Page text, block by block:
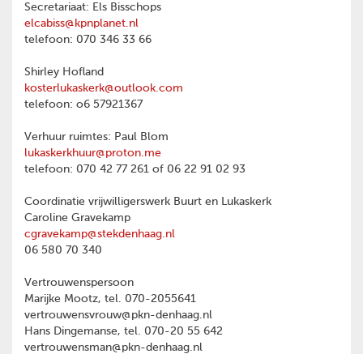
Secretariaat: Els Bisschops
elcabiss@kpnplanet.nl
telefoon: 070 346 33 66
Shirley Hofland
kosterlukaskerk@outlook.com
telefoon: o6 57921367
Verhuur ruimtes: Paul Blom
lukaskerkhuur@proton.me
telefoon: 070 42 77 261 of 06 22 91 02 93
Coordinatie vrijwilligerswerk Buurt en Lukaskerk
Caroline Gravekamp
cgravekamp@stekdenhaag.nl
06 580 70 340
Vertrouwenspersoon
Marijke Mootz, tel. 070-2055641
vertrouwensvrouw@pkn-denhaag.nl
Hans Dingemanse, tel. 070-20 55 642
vertrouwensman@pkn-denhaag.nl